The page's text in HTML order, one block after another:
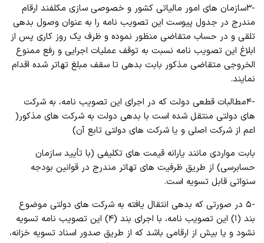
-۳سازمان های امور مالیاتی کشور و خصوصی سازی مکلفند ارقام
مندرج در جدول پیوست این تصویب نامه را به عنوان وصول بدهی
تلقی و در حساب متقاضی منظور نموده و ظرف یک روز کاری پس از
ابلاغ این تصویب نامه نسبت به توقف عملیات اجرایی و رفع ممنوع
الخروجی متقاضی مذکور بابت بدهی تا سقف مبلغ تهاتر شده اقدام
نمایند.
-۴مطالبات قطعی دولت که در اجرای این تصویب نامه، به شرکت
های دولتی منتقل شده است با بدهی دولت به شرکت های مذکور(
اعم از شرکت اصلی و یا شرکت های دولتی تابع آن)
بابت مواردی مانند یارانه قیمت های تکلیفی (با تأیید سازمان
حسابرسی) از طریق ظرفیت های تهاتر مندرج در قوانین بودجه
سنواتی قابل تسویه است.
-۵ در صورتی که بدهی انتقال یافته به شرکت های دولتی موضوع
بند (۱) این تصویب نامه، با اجرای بند (۴) این تصویب نامه تسویه
نشود و یا بیش از ارقامی باشد که از طریق صدور اسناد تسویه خزانه،